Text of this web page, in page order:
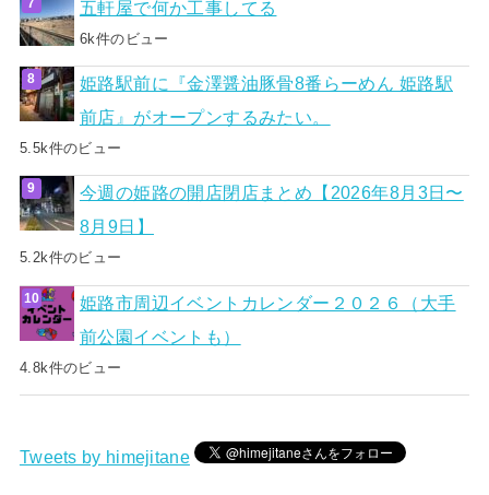
五軒屋で何か工事してる
6k件のビュー
姫路駅前に『金澤醤油豚骨8番らーめん 姫路駅
前店』がオープンするみたい。
5.5k件のビュー
今週の姫路の開店閉店まとめ【2026年8月3日〜
8月9日】
5.2k件のビュー
姫路市周辺イベントカレンダー２０２６（大手
前公園イベントも）
4.8k件のビュー
Tweets by himejitane